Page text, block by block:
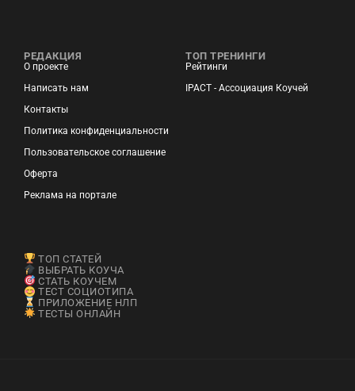
РЕДАКЦИЯ
О проекте
Написать нам
Контакты
Политика конфиденциальности
Пользовательское соглашение
Оферта
Реклама на портале
ТОП ТРЕНИНГИ
Рейтинги
IPACT - Ассоциация Коучей
ТОП СТАТЕЙ
ВЫБРАТЬ КОУЧА
СТАТЬ КОУЧЕМ
ТЕСТ СОЦИОТИПА
ПРИЛОЖЕНИЕ НЛП
ТЕСТЫ ОНЛАЙН